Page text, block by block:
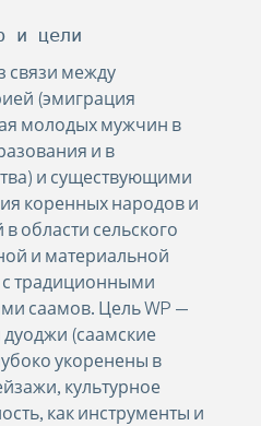
и цели
связи между
(эмиграция
молодых мужчин в
и в
и существующими
коренных народов и
области сельского
и материальной
с традиционными
саамов. Цель WP —
дуоджи (саамские
укоренены в
культурное
как инструменты и